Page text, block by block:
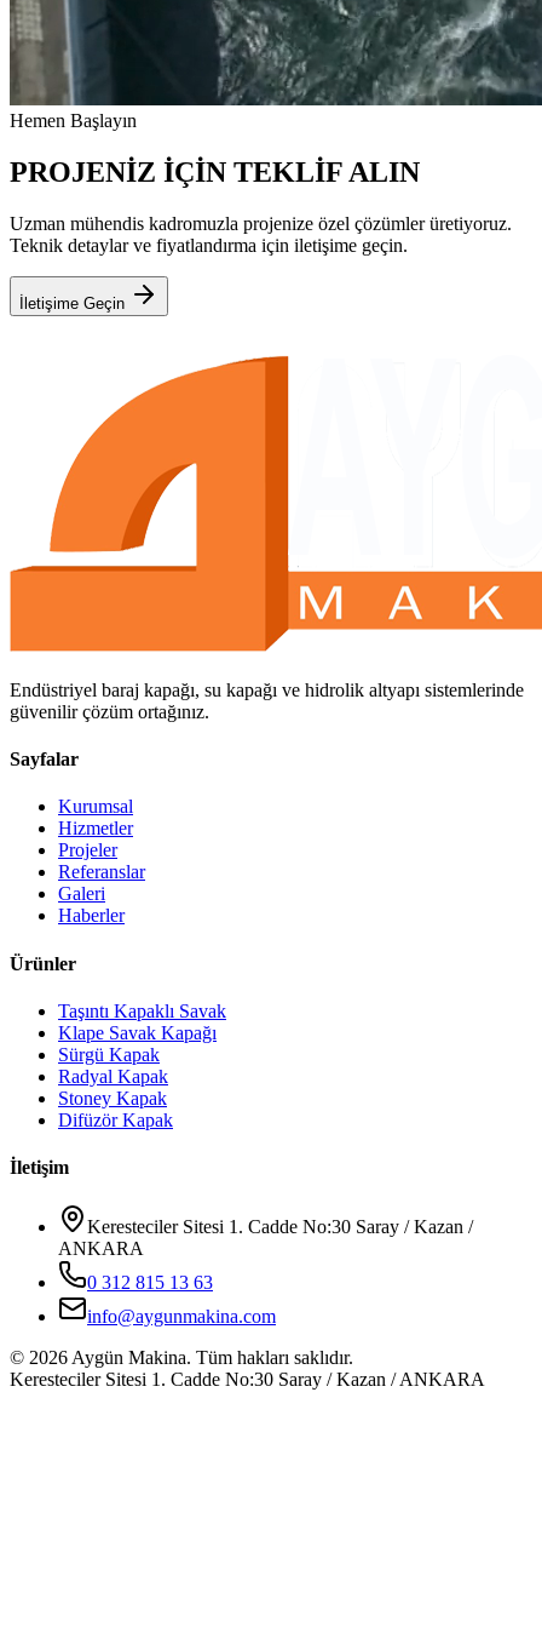
Hemen Başlayın
PROJENİZ İÇİN TEKLİF ALIN
Uzman mühendis kadromuzla projenize özel çözümler üretiyoruz.
Teknik detaylar ve fiyatlandırma için iletişime geçin.
İletişime Geçin
Endüstriyel baraj kapağı, su kapağı ve hidrolik altyapı sistemlerinde
güvenilir çözüm ortağınız.
Sayfalar
Kurumsal
Hizmetler
Projeler
Referanslar
Galeri
Haberler
Ürünler
Taşıntı Kapaklı Savak
Klape Savak Kapağı
Sürgü Kapak
Radyal Kapak
Stoney Kapak
Difüzör Kapak
İletişim
Keresteciler Sitesi 1. Cadde No:30 Saray / Kazan /
ANKARA
0 312 815 13 63
info@aygunmakina.com
© 2026Aygün Makina. Tüm hakları saklıdır.
Keresteciler Sitesi 1. Cadde No:30 Saray / Kazan / ANKARA